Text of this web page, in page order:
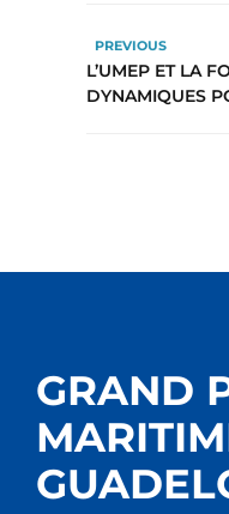
PREVIOUS
L’UMEP ET LA
DYNAMIQUES
GRAND